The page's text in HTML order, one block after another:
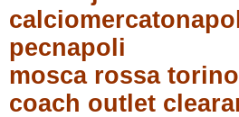
pecnapoli
mosca rossa torino
coach outlet